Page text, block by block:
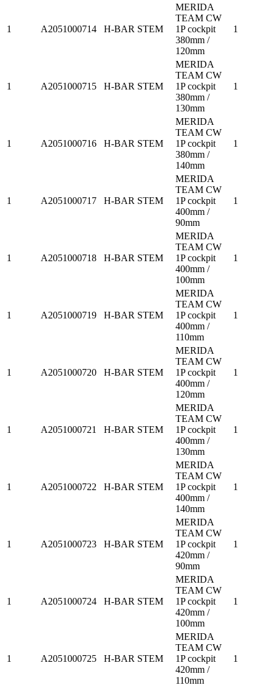
1 A2051000714 H-BAR STEM
MERIDA
TEAM CW
1P cockpit
380mm /
120mm
1
1 A2051000715 H-BAR STEM
MERIDA
TEAM CW
1P cockpit
380mm /
130mm
1
1 A2051000716 H-BAR STEM
MERIDA
TEAM CW
1P cockpit
380mm /
140mm
1
1 A2051000717 H-BAR STEM
MERIDA
TEAM CW
1P cockpit
400mm /
90mm
1
1 A2051000718 H-BAR STEM
MERIDA
TEAM CW
1P cockpit
400mm /
100mm
1
1 A2051000719 H-BAR STEM
MERIDA
TEAM CW
1P cockpit
400mm /
110mm
1
1 A2051000720 H-BAR STEM
MERIDA
TEAM CW
1P cockpit
400mm /
120mm
1
1 A2051000721 H-BAR STEM
MERIDA
TEAM CW
1P cockpit
400mm /
130mm
1
1 A2051000722 H-BAR STEM
MERIDA
TEAM CW
1P cockpit
400mm /
140mm
1
1 A2051000723 H-BAR STEM
MERIDA
TEAM CW
1P cockpit
420mm /
90mm
1
1 A2051000724 H-BAR STEM
MERIDA
TEAM CW
1P cockpit
420mm /
100mm
1
1 A2051000725 H-BAR STEM
MERIDA
TEAM CW
1P cockpit
420mm /
110mm
1